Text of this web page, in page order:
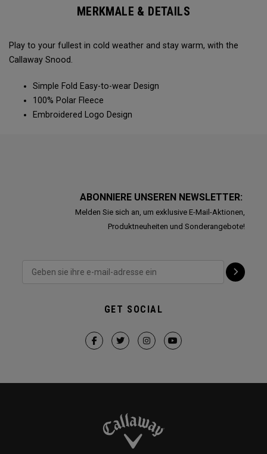
MERKMALE & DETAILS
Play to your fullest in cold weather and stay warm, with the
Callaway Snood.
Simple Fold Easy-to-wear Design
100% Polar Fleece
Embroidered Logo Design
ABONNIERE UNSEREN NEWSLETTER:
Melden Sie sich an, um exklusive E-Mail-Aktionen,
Produktneuheiten und Sonderangebote!
GET SOCIAL